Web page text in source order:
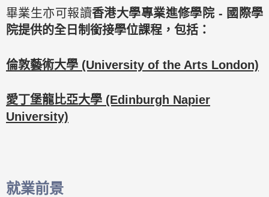
畢業生亦可報讀香港大學專業進修學院 - 國際學
院提供的全日制銜接學位課程，包括：
倫敦藝術大學 (University of the Arts London)
愛丁堡龍比亞大學 (Edinburgh Napier
University)
就業前景